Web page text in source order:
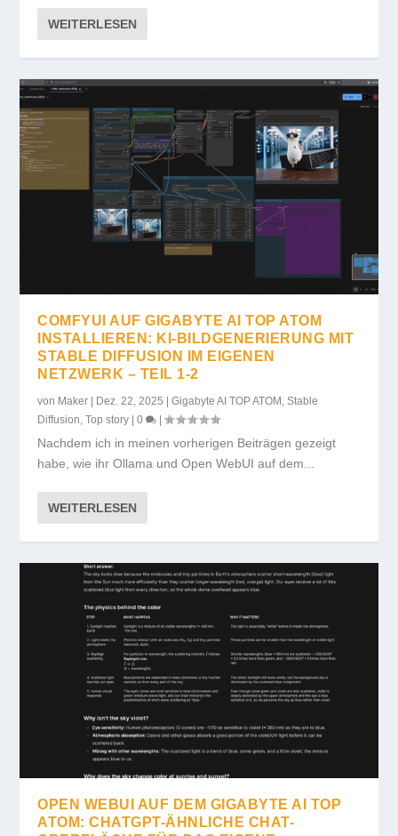
WEITERLESEN
COMFYUI AUF GIGABYTE AI TOP ATOM
INSTALLIEREN: KI-BILDGENERIERUNG MIT
STABLE DIFFUSION IM EIGENEN
NETZWERK – TEIL 1-2
von Maker Dez. 22, 2025 |Gigabyte AI TOP ATOM ,Stable
Diffusion,Top story |0 |
Nachdem ich in meinen vorherigen Beiträgen gezeigt
habe, wie ihr Ollama und Open WebUI auf dem...
WEITERLESEN
OPEN WEBUI AUF DEM GIGABYTE AI TOP
ATOM: CHATGPT-ÄHNLICHE CHAT-